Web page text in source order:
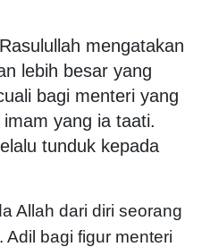
mengatakan
lebih besar yang
bagi menteri yang
yang ia taati.
tunduk kepada
Allah dari diri seorang
Adil bagi figur menteri